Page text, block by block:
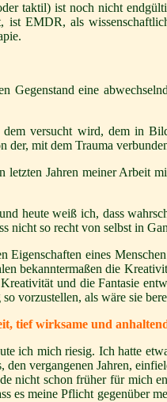
taktil) ist noch nicht
ist EMDR, als
eine
versucht wird, dem in
mit dem Trauma
Jahren meiner Arbeit
heute weiß ich, dass
nicht so recht von selbst in
eines
bekanntermaßen die
und die Fantasie
vorzustellen, als wäre sie
tief wirksame und
ich mich riesig. Ich hatte
vergangenen Jahren,
nicht schon früher für mich
es meine Pflicht gegenüber